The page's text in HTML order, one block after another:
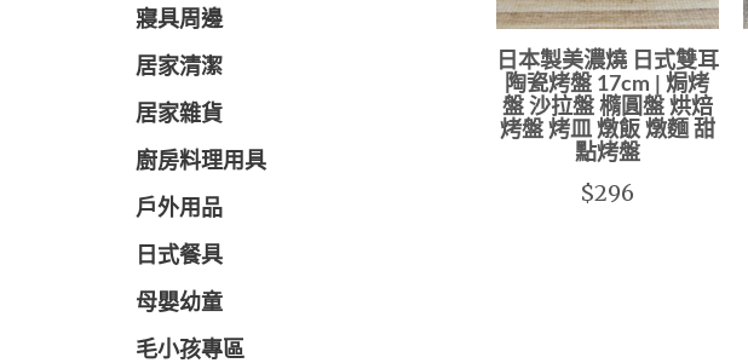
寢具周邊
居家清潔
居家雜貨
廚房料理用具
戶外用品
日式餐具
母嬰幼童
毛小孩專區
日本製美濃燒 日式雙耳
陶瓷烤盤 17cm | 焗烤
盤 沙拉盤 橢圓盤 烘焙
烤盤 烤皿 燉飯 燉麵 甜
點烤盤
$296